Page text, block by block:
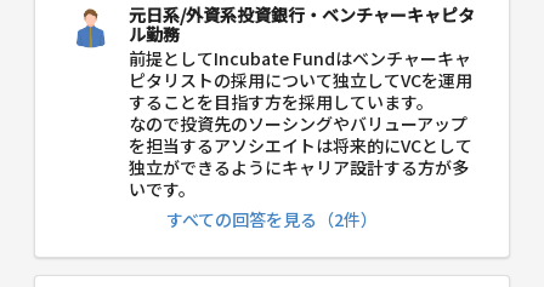
元日系/外資系投資銀行・ベンチャーキャピタ
ル勤務
前提としてIncubate Fundはベンチャーキャ
ピタリストの採用について独立してVCを運用
することを目指す方を採用しています。
なので投資先のソーシングやバリューアップ
を担当するアソシエイトは将来的にVCとして
独立ができるようにキャリア設計する方が多
いです。
すべての回答を見る（2件）